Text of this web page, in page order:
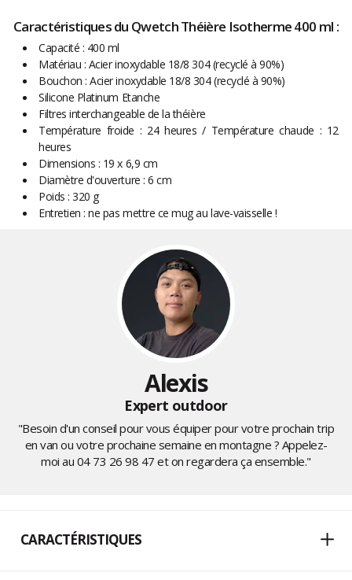
Caractéristiques du Qwetch Théière Isotherme 400 ml :
Capacité : 400 ml
Matériau : Acier inoxydable 18/8 304 (recyclé à 90%)
Bouchon : Acier inoxydable 18/8 304 (recyclé à 90%)
Silicone Platinum Etanche
Filtres interchangeable de la théière
Température froide : 24 heures / Température chaude : 12
heures
Dimensions : 19 x 6,9 cm
Diamètre d'ouverture : 6 cm
Poids : 320 g
Entretien : ne pas mettre ce mug au lave-vaisselle !
Alexis
Expert outdoor
"Besoin d'un conseil pour vous équiper pour votre prochain trip
en van ou votre prochaine semaine en montagne ? Appelez-
moi au 04 73 26 98 47 et on regardera ça ensemble."
CARACTÉRISTIQUES